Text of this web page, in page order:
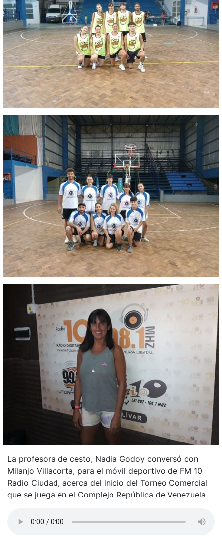
La profesora de cesto, Nadia Godoy conversó con
Milanjo Villacorta, para el móvil deportivo de FM 10
Radio Ciudad, acerca del inicio del Torneo Comercial
que se juega en el Complejo República de Venezuela.